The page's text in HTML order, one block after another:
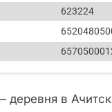
623224
в